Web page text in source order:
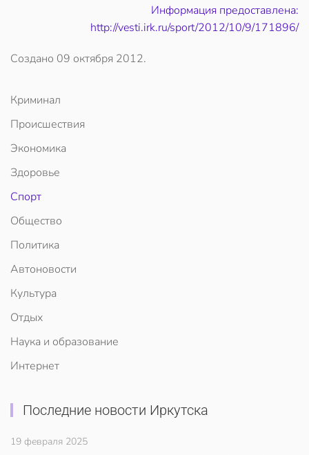
Информация предоставлена:
http://vesti.irk.ru/sport/2012/10/9/171896/
Создано 09 октября 2012.
Криминал
Происшествия
Экономика
Здоровье
Спорт
Общество
Политика
Автоновости
Культура
Отдых
Наука и образование
Интернет
Последние новости Иркутска
19 февраля 2025